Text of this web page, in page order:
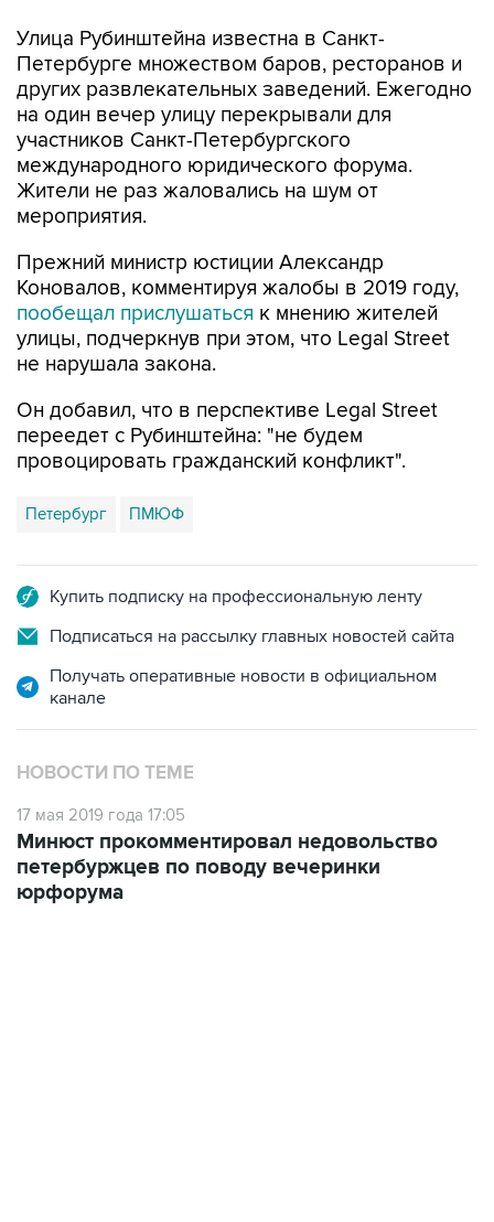
Улица Рубинштейна известна в Санкт-
Петербурге множеством баров, ресторанов и
других развлекательных заведений. Ежегодно
на один вечер улицу перекрывали для
участников Санкт-Петербургского
международного юридического форума.
Жители не раз жаловались на шум от
мероприятия.
Прежний министр юстиции Александр
Коновалов, комментируя жалобы в 2019 году,
пообещал прислушаться к мнению жителей
улицы, подчеркнув при этом, что Legal Street
не нарушала закона.
Он добавил, что в перспективе Legal Street
переедет с Рубинштейна: "не будем
провоцировать гражданский конфликт".
Петербург ПМЮФ
Купить подписку на профессиональную ленту
Подписаться на рассылку главных новостей сайта
Получать оперативные новости в официальном
канале
НОВОСТИ ПО ТЕМЕ
17 мая 2019 года 17:05
Минюст прокомментировал недовольство
петербуржцев по поводу вечеринки
юрфорума